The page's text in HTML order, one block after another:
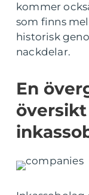
kommer
som finns
historisk
nackdelar.
En